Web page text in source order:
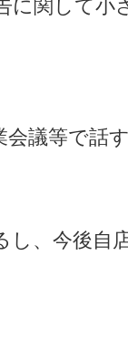
に関して小
会議等で話
し、今後自